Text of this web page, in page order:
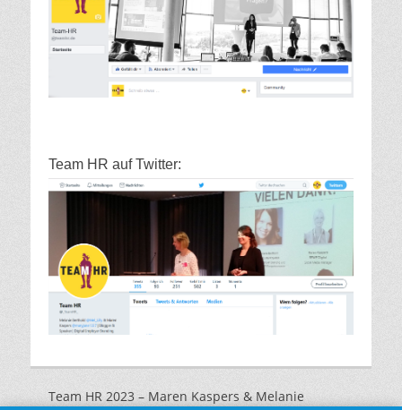
Team HR auf Twitter:
Team HR 2023 – Maren Kaspers & Melanie